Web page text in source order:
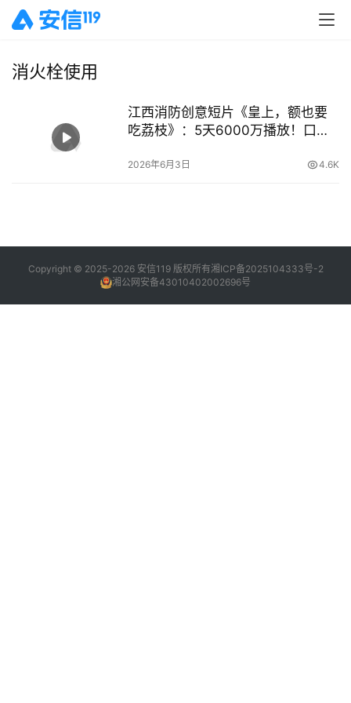
消火栓使用
江西消防创意短片《皇上，额也要
吃荔枝》：5天6000万播放！口诀
2026年6月3日 4.6K
Copyright © 2025-2026 安信119 版权所有湘ICP备2025104333号-2
湘公网安备43010402002696号